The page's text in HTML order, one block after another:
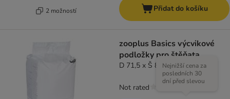
2 možností Přidat do košíku
zooplus Basics výcvikové
podložky pro štěňata
D 71,5 x Š 86,5 cm, 50 kusů
Nejnižší cena za
posledních 30
dní před slevou
Not rated